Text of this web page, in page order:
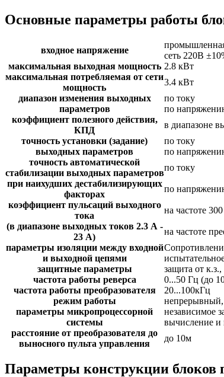
Основные параметры работы
входное напряжение
сеть 220В
максимальная выходная мощность 2.8 кВт
максимальная потребляемая от сети
мощность
3.4 кВт
диапазон изменения выходных
параметров
по току
по
коэффициент полезного действия,
КПД
в диапазоне
точность установки (задание)
выходных параметров
по току
по
точность автоматической
стабилизации выходных параметров
при наихудших дестабилизирующих
факторах
по току
по
коэффициент пульсаций выходного
тока
(в диапазоне выходных токов 2.3 А -
23 А)
на частоте
на частоте
параметры изоляции между входной
и выходной цепями
защитные параметры
защита от
частота работы реверса
0...50 Гц (до
частота работы преобразователя
20...100кГц
режим работы
непрерывный,
параметры микропроцессорной
системы
независимое
вычисление и
расстояние от преобразователя до
выносного пульта управления
до 10м
Параметры конструкции блоков